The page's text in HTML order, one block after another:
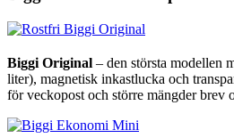
Biggi Original – den största modellen
liter), magnetisk inkastlucka och
för veckopost och större mängder brev